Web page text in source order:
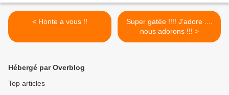
< Honte a vous !!
Super gatée !!!! J'adore ....
nous adorons !!! >
Hébergé par Overblog
Top articles